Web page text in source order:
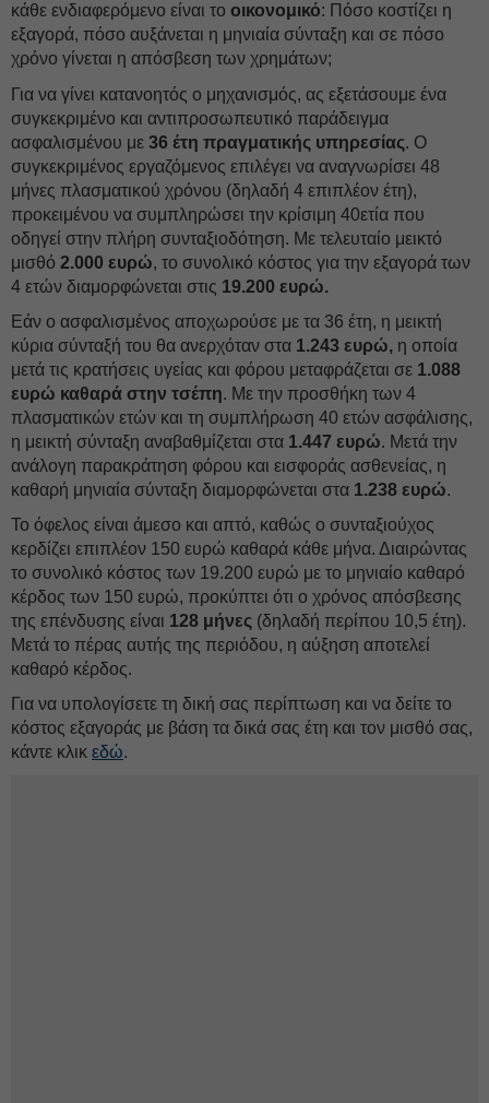
κάθε ενδιαφερόμενο είναι το οικονομικό: Πόσο κοστίζει η
εξαγορά, πόσο αυξάνεται η μηνιαία σύνταξη και σε πόσο
χρόνο γίνεται η απόσβεση των χρημάτων;
Για να γίνει κατανοητός ο μηχανισμός, ας εξετάσουμε ένα
συγκεκριμένο και αντιπροσωπευτικό παράδειγμα
ασφαλισμένου με 36 έτη πραγματικής υπηρεσίας. Ο
συγκεκριμένος εργαζόμενος επιλέγει να αναγνωρίσει 48
μήνες πλασματικού χρόνου (δηλαδή 4 επιπλέον έτη),
προκειμένου να συμπληρώσει την κρίσιμη 40ετία που
οδηγεί στην πλήρη συνταξιοδότηση. Με τελευταίο μεικτό
μισθό 2.000 ευρώ, το συνολικό κόστος για την εξαγορά των
4 ετών διαμορφώνεται στις 19.200 ευρώ.
Εάν ο ασφαλισμένος αποχωρούσε με τα 36 έτη, η μεικτή
κύρια σύνταξή του θα ανερχόταν στα 1.243 ευρώ, η οποία
μετά τις κρατήσεις υγείας και φόρου μεταφράζεται σε 1.088
ευρώ καθαρά στην τσέπη. Με την προσθήκη των 4
πλασματικών ετών και τη συμπλήρωση 40 ετών ασφάλισης,
η μεικτή σύνταξη αναβαθμίζεται στα 1.447 ευρώ. Μετά την
ανάλογη παρακράτηση φόρου και εισφοράς ασθενείας, η
καθαρή μηνιαία σύνταξη διαμορφώνεται στα 1.238 ευρώ.
Το όφελος είναι άμεσο και απτό, καθώς ο συνταξιούχος
κερδίζει επιπλέον 150 ευρώ καθαρά κάθε μήνα. Διαιρώντας
το συνολικό κόστος των 19.200 ευρώ με το μηνιαίο καθαρό
κέρδος των 150 ευρώ, προκύπτει ότι ο χρόνος απόσβεσης
της επένδυσης είναι 128 μήνες (δηλαδή περίπου 10,5 έτη).
Μετά το πέρας αυτής της περιόδου, η αύξηση αποτελεί
καθαρό κέρδος.
Για να υπολογίσετε τη δική σας περίπτωση και να δείτε το
κόστος εξαγοράς με βάση τα δικά σας έτη και τον μισθό σας,
κάντε κλικ εδώ.